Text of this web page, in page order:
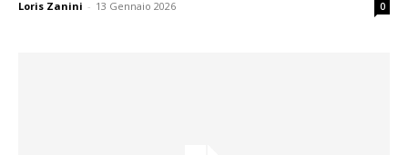
Loris Zanini - 13 Gennaio 2026 0